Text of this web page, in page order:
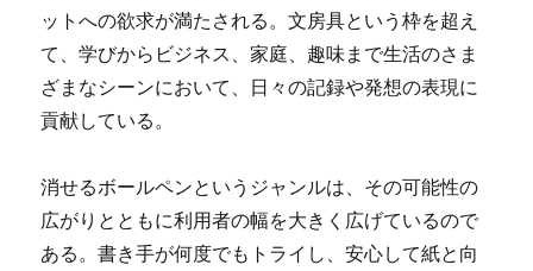
ットへの欲求が満たされる。文房具という枠を超え
て、学びからビジネス、家庭、趣味まで生活のさま
ざまなシーンにおいて、日々の記録や発想の表現に
貢献している。
消せるボールペンというジャンルは、その可能性の
広がりとともに利用者の幅を大きく広げているので
ある。書き手が何度でもトライし、安心して紙と向